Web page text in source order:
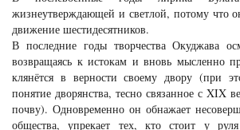
жизнеутверждающей и светлой, потому что
движение шестидесятников.
В последние годы творчества Окуджава
возвращаясь к истокам и вновь мысленно
клянётся в верности своему двору (при
понятие дворянства, тесно связанное с XIX
почву). Одновременно он обнажает
общества, упрекает тех, кто стоит у